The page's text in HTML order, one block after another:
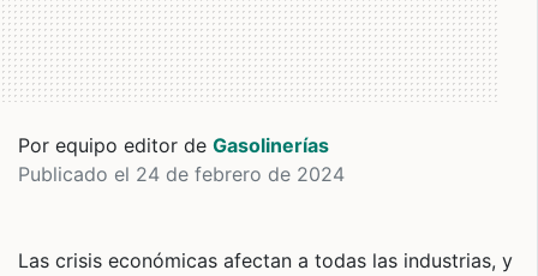
Por equipo editor de Gasolinerías
Publicado el 24 de febrero de 2024
Las crisis económicas afectan a todas las industrias, y